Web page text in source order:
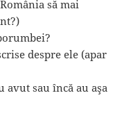
să mai
despre ele (apar
avut sau încă au aşa